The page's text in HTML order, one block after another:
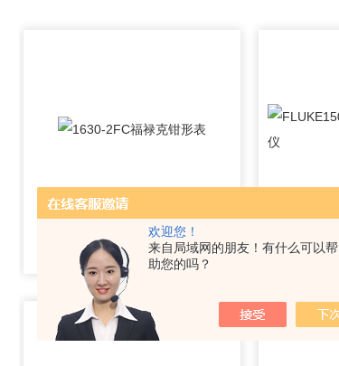
欢迎您！
来自局域网的朋友！有什么可以帮
助您的吗？
1630-2FC福禄克钳形表